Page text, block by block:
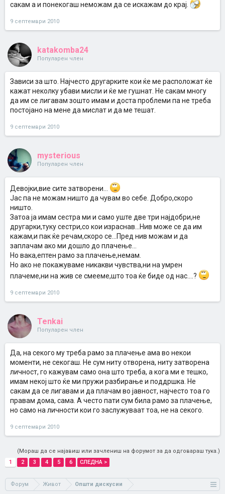
сакам а и понекогаш неможам да се искажам до крај.
9 септември 2010
katakomba24
Популарен член
Зависи за што. Најчесто другарките кои ќе ме расположат ќе
кажат неколку убави мисли и ќе ме гушнат. Не сакам многу
да им се лигавам зошто имам и доста проблеми па не треба
постојано на мене да мислат и да ме тешат.
9 септември 2010
mysterious
Популарен член
Девојки,вие сите затворени...
Јас па не можам ништо да чувам во себе. Добро,скоро
ништо.
Затоа ја имам сестра ми и само уште две три најдобри,не
другарки,туку сестри,со кои израснав...Нив може се да им
кажам,и пак ќе речам,скоро се...Пред нив можам и да
заплачам ако ми дошло до плачење...
Но вака,ептен рамо за плачење,немам.
Но ако не покажуваме никакви чувства,ни на умрен
плачеме,ни на жив се смееме,што тоа ќе биде од нас....?
9 септември 2010
Tenkai
Популарен член
Да, на секого му треба рамо за плачење ама во некои
моменти, не секогаш. Не сум ниту отворена, ниту затворена
личност, го кажувам само она што треба, а кога ми е тешко,
имам некој што ќе ми пружи разбирање и поддршка. Не
сакам да се лигавам и да плачам во јавност, најчесто тоа го
правам дома, сама. А често пати сум била рамо за плачење,
но само на личности кои го заслужуваат тоа, не на секого.
9 септември 2010
(Мораш да се најавиш или зачлениш на форумот за да одговараш тука.)
1
2 3 4 5 6 СЛЕДНА >
Форум Живот Општи дискусии